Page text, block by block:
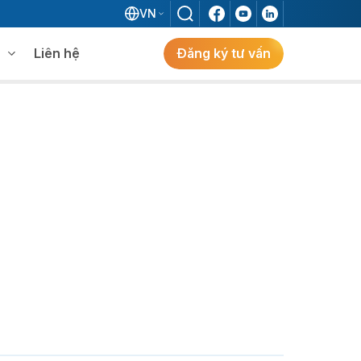
VN
Liên hệ Đăng ký tư vấn